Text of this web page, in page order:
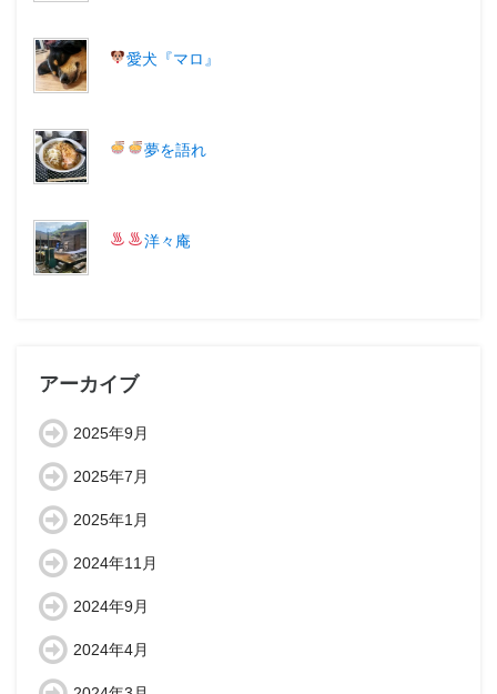
愛犬『マロ 』
夢を語れ
洋々庵
アーカイブ
2025年9月
2025年7月
2025年1月
2024年11月
2024年9月
2024年4月